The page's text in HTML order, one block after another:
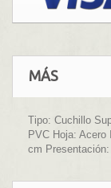
MÁS
Tipo: Cuchillo
PVC Hoja: Acero
cm